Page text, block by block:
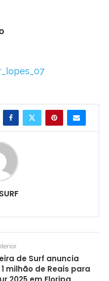
de Surf anuncia
milhão de Reais para